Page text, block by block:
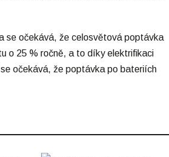
se očekává, že celosvětová poptávka
o 25 % ročně, a to díky elektrifikaci
očekává, že poptávka po bateriích